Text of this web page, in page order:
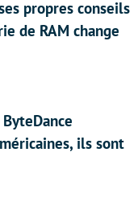
propres conseils
de RAM change
ils sont